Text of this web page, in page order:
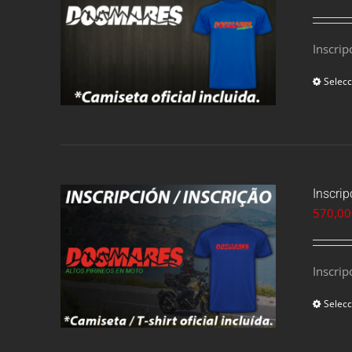
570,00